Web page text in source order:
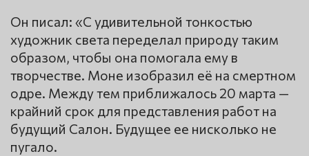
Он писал: «С удивительной тонкостью
художник света переделал природу таким
образом, чтобы она помогала ему в
творчестве. Моне изобразил её на смертном
одре. Между тем приближалось 20 марта —
крайний срок для представления работ на
будущий Салон. Будущее ее нисколько не
пугало.